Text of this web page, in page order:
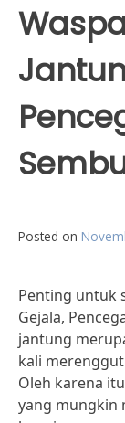
Posted on
Penting untuk
Gejala,
jantung
kali
Oleh karena
yang mungkin